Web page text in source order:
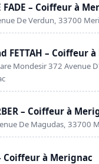
FADE – Coiffeur à
De Verdun, 33700
FETTAH – Coiffeur
Mondesir 372 Avenue
– Coiffeur à
De Magudas, 33700
Coiffeur à Merignac